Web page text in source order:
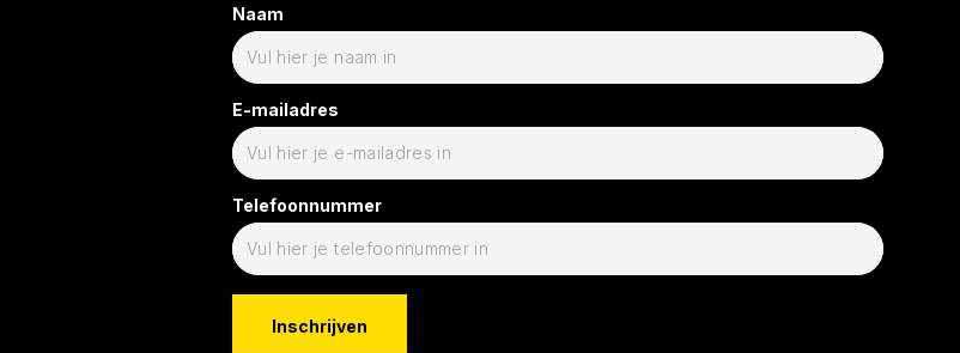
Naam
E-mailadres
Telefoonnummer
Inschrijven